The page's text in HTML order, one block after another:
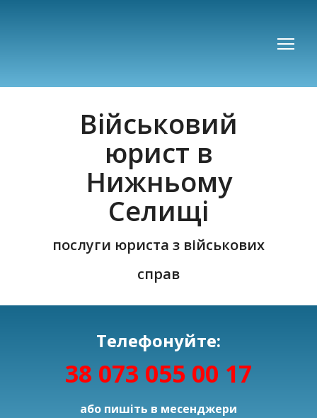
Військовий
юрист в
Нижньому
Селищі
послуги юриста з військових
справ
Телефонуйте:
38 073 055 00 17
або пишіть в месенджери